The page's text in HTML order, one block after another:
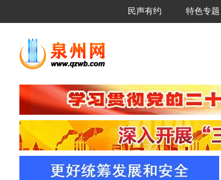
民声有约 特色专题